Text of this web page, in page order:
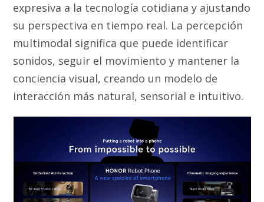
expresiva a la tecnología cotidiana y ajustando
su perspectiva en tiempo real. La percepción
multimodal significa que puede identificar
sonidos, seguir el movimiento y mantener la
conciencia visual, creando un modelo de
interacción más natural, sensorial e intuitivo.